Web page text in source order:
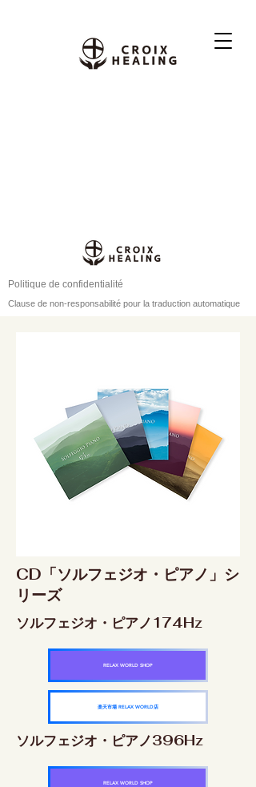
Politique de confidentialité
Clause de non-responsabilité pour la traduction automatique
CD「ソルフェジオ・ピアノ」シ
リーズ
ソルフェジオ・ピアノ174Hz
RELAX WORLD SHOP
楽天市場 RELAX WORLD店
ソルフェジオ・ピアノ396Hz
RELAX WORLD SHOP